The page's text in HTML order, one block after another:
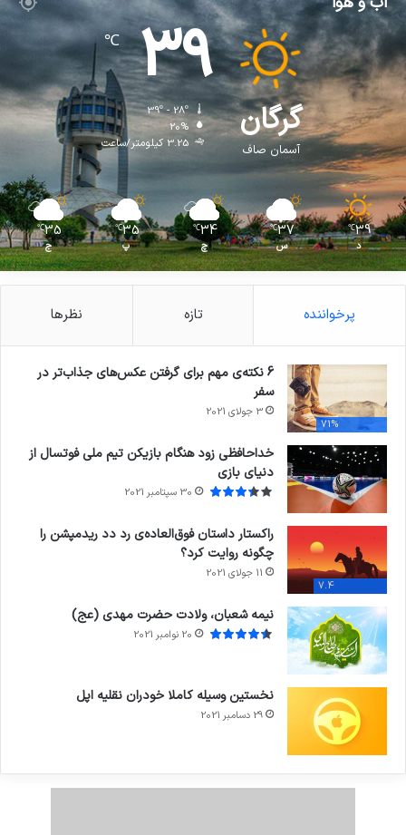
گرگان
آسمان صاف
39
℃
39º - 28º
20%
3.25 کیلومتر/ساعت
39
℃
د
37
℃
س
34
℃
چ
35
℃
پ
35
℃
ج
پرخواننده تازه نظرها
71%
6 نکته‌ی مهم برای گرفتن عکس‌های جذاب‌تر در
سفر
3 جولای 2021
خداحافظی زود هنگام بازیکن تیم ملی فوتسال از
دنیای بازی
30 سپتامبر 2021
7.4
راکستار داستان فوق‌العاده‌ی رد دد ریدمپشن را
چگونه روایت کرد؟
11 جولای 2021
نیمه شعبان، ولادت حضرت مهدی (عج)
20 نوامبر 2021
نخستین وسیله کاملا خودران نقلیه اپل
29 دسامبر 2021